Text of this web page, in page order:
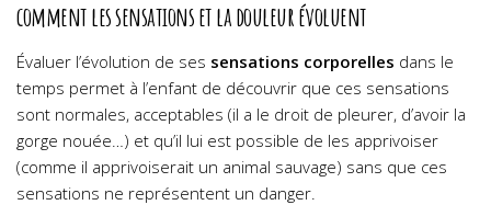
comment les sensations et la douleur évoluent
Évaluer l’évolution de ses sensations corporelles dans le
temps permet à l’enfant de découvrir que ces sensations
sont normales, acceptables (il a le droit de pleurer, d’avoir la
gorge nouée…) et qu’il lui est possible de les apprivoiser
(comme il apprivoiserait un animal sauvage) sans que ces
sensations ne représentent un danger.